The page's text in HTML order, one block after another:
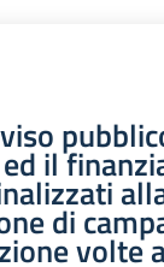
il
di
volte